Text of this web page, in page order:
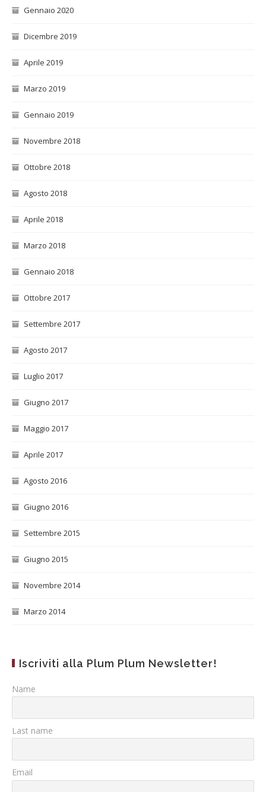
Gennaio 2020
Dicembre 2019
Aprile 2019
Marzo 2019
Gennaio 2019
Novembre 2018
Ottobre 2018
Agosto 2018
Aprile 2018
Marzo 2018
Gennaio 2018
Ottobre 2017
Settembre 2017
Agosto 2017
Luglio 2017
Giugno 2017
Maggio 2017
Aprile 2017
Agosto 2016
Giugno 2016
Settembre 2015
Giugno 2015
Novembre 2014
Marzo 2014
Iscriviti alla Plum Plum Newsletter!
Name
Last name
Email